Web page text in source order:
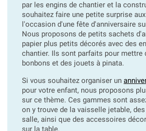
par les engins de chantier et la
souhaitez faire une petite surprise
l'occasion d'une fête d'anniversaire
Nous proposons de petits sachets
papier plus petits décorés avec des
chantier. Ils sont parfaits pour mettre
bonbons et des jouets à pinata.
Si vous souhaitez organiser un
pour votre enfant, nous proposons
sur ce thème. Ces gammes sont
on y trouve de la vaisselle jetable,
salle, ainsi que des accessoires
sur la table.